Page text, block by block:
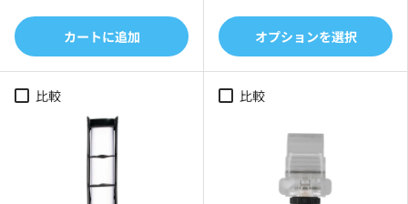
カートに追加 オプションを選択
比較 比較